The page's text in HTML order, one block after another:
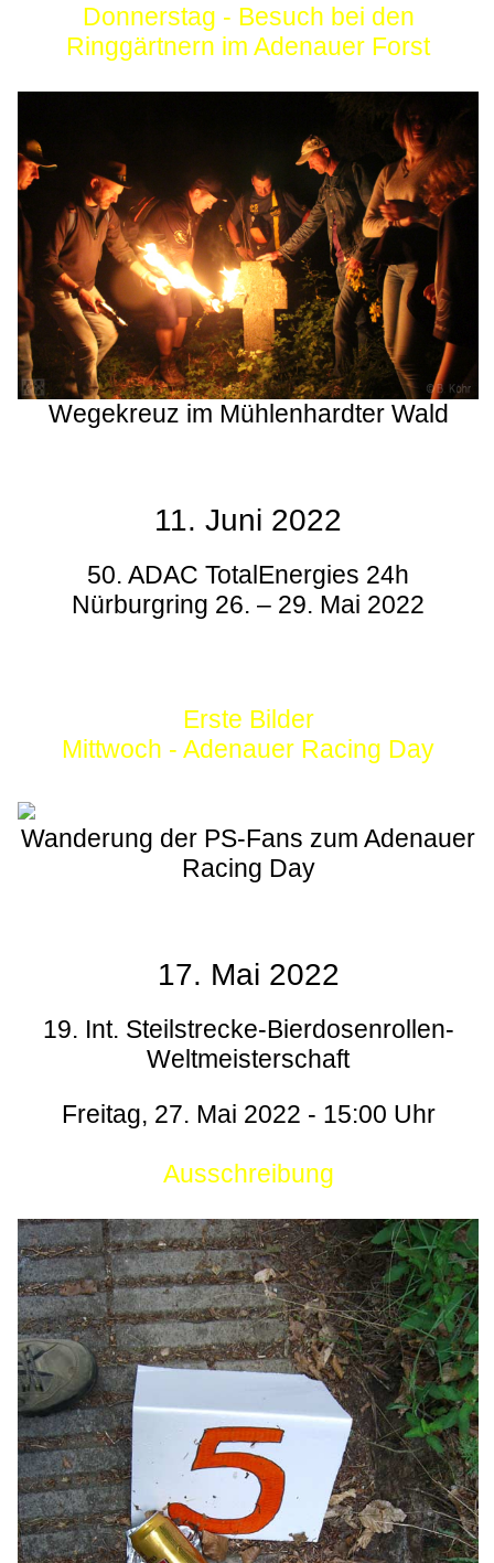
Donnerstag - Besuch bei den
Ringgärtnern im Adenauer Forst
Wegekreuz im Mühlenhardter Wald
11. Juni 2022
50. ADAC TotalEnergies 24h
Nürburgring 26. – 29. Mai 2022
Erste Bilder
Mittwoch - Adenauer Racing Day
Wanderung der PS-Fans zum Adenauer
Racing Day
17. Mai 2022
19. Int. Steilstrecke-Bierdosenrollen-
Weltmeisterschaft
Freitag, 27. Mai 2022 - 15:00 Uhr
Ausschreibung